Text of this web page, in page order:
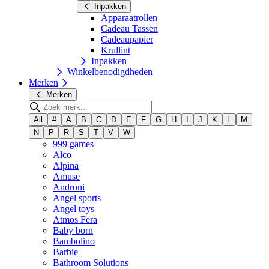
Inpakken
Apparaatrollen
Cadeau Tassen
Cadeaupapier
Krullint
Inpakken
Winkelbenodigdheden
Merken
Merken
All # A B C D E F G H J K L
M
N
P R S T V W
999 games
Alco
Alpina
Amuse
Androni
Angel sports
Angel toys
Atmos Fera
Baby born
Bambolino
Barbie
Bathroom Solutions